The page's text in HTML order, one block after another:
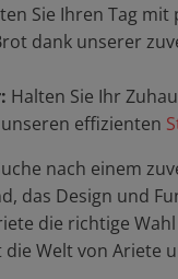
Sie Ihren Tag mit
dank unserer
Halten Sie Ihr
effizienten
nach einem
das Design und
die richtige Wahl
die Welt von Ariete